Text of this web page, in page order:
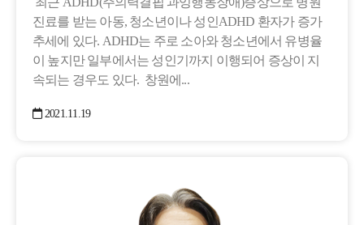
진료를 받는 아동, 청소년이나 성인ADHD 환자가 증가
추세에 있다. ADHD는 주로 소아와 청소년에서 유병율
이 높지만 일부에서는 성인기까지 이행되어 증상이 지
속되는 경우도 있다. 창원에...
2021.11.19